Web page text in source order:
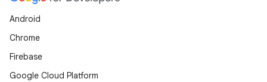
Android
Chrome
Firebase
Google Cloud Platform